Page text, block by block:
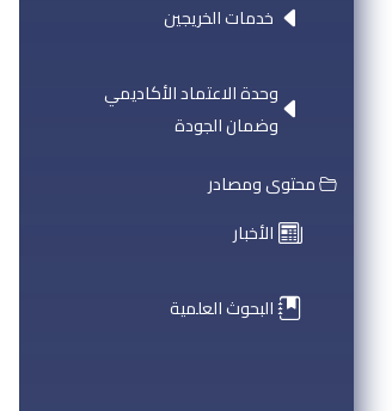
خدمات الخريجين
وحدة الاعتماد الأكاديمي
وضمان الجودة
محتوى ومصادر
الأخبار
البحوث العلمية